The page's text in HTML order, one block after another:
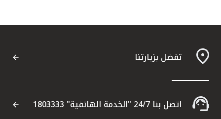
تفضل بزيارتنا
اتصل بنا 24/7 "الخدمة الهاتفية" 1803333